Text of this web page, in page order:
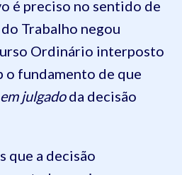
é preciso no sentido de
do Trabalho negou
Ordinário interposto
o fundamento de que
julgadoda decisão
que a decisão